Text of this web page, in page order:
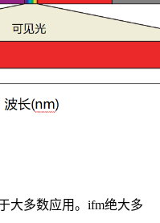
大多数应用。ifm绝大多